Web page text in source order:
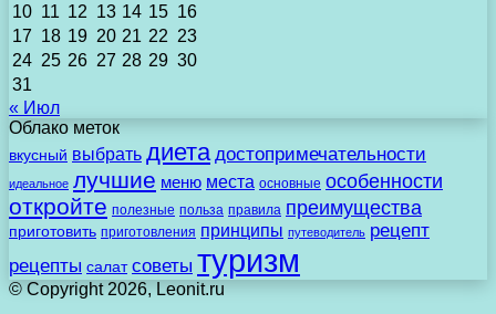
10 11 12 13 14 15 16
17 18 19 20 21 22 23
24 25 26 27 28 29 30
31
« Июл
Облако меток
вкусный выбрать диета достопримечательности
идеальное лучшие меню места основные особенности
откройте полезные польза правила преимущества
приготовить приготовления принципы путеводитель рецепт
рецепты салат советы туризм
© Copyright 2026, Leonit.ru